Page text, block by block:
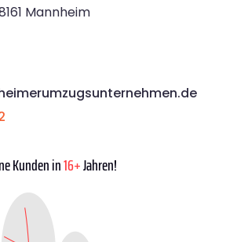
Mannheim
Kunden in16+Jahren!